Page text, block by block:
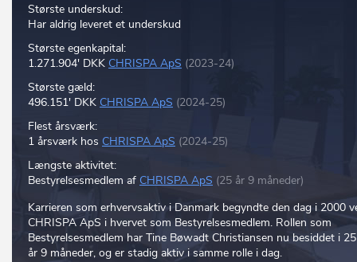
Største underskud:
Har aldrig leveret et underskud
Største egenkapital:
1.271.904' DKK CHRISPA ApS (2023-24)
Største gæld:
496.151' DKK CHRISPA ApS (2024-25)
Flest årsværk:
1 årsværk hos CHRISPA ApS (2024-25)
Længste aktivitet:
Bestyrelsesmedlem af CHRISPA ApS (25 år 9 måneder)
Karrieren som erhvervsaktiv i Danmark begyndte den dag i 2000
CHRISPA ApS i hvervet som Bestyrelsesmedlem. Rollen som
Bestyrelsesmedlem har Tine Bøwadt Christiansen nu besiddet i 25
år 9 måneder, og er stadig aktiv i samme rolle i dag.